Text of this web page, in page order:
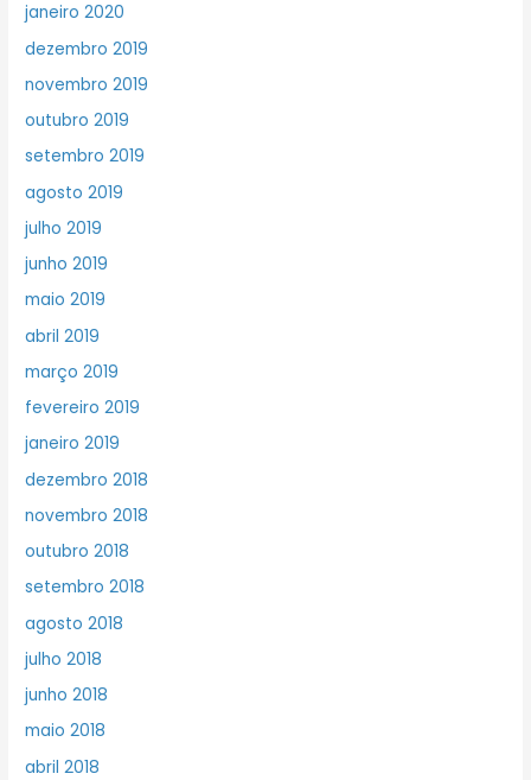
janeiro 2020
dezembro 2019
novembro 2019
outubro 2019
setembro 2019
agosto 2019
julho 2019
junho 2019
maio 2019
abril 2019
março 2019
fevereiro 2019
janeiro 2019
dezembro 2018
novembro 2018
outubro 2018
setembro 2018
agosto 2018
julho 2018
junho 2018
maio 2018
abril 2018